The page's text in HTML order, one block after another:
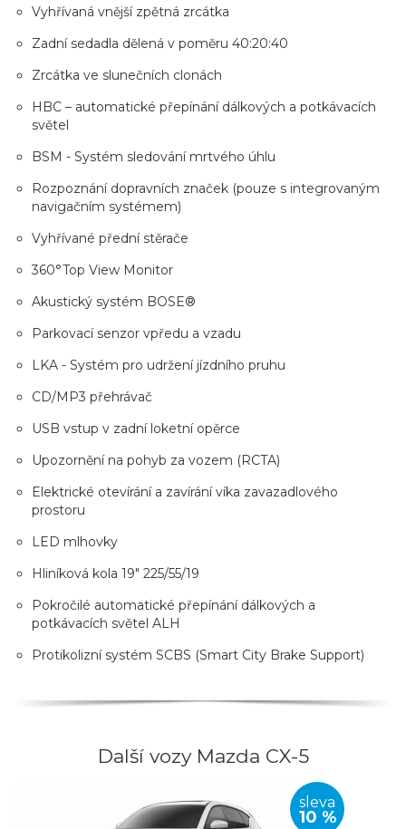
Vyhřívaná vnější zpětná zrcátka
Zadní sedadla dělená v poměru 40:20:40
Zrcátka ve slunečních clonách
HBC – automatické přepínání dálkových a potkávacích
světel
BSM - Systém sledování mrtvého úhlu
Rozpoznání dopravních značek (pouze s integrovaným
navigačním systémem)
Vyhřívané přední stěrače
360°Top View Monitor
Akustický systém BOSE®
Parkovací senzor vpředu a vzadu
LKA - Systém pro udržení jízdního pruhu
CD/MP3 přehrávač
USB vstup v zadní loketní opěrce
Upozornění na pohyb za vozem (RCTA)
Elektrické otevírání a zavírání víka zavazadlového
prostoru
LED mlhovky
Hliníková kola 19" 225/55/19
Pokročilé automatické přepínání dálkových a
potkávacích světel ALH
Protikolizní systém SCBS (Smart City Brake Support)
Další vozy Mazda CX-5
sleva
10 %